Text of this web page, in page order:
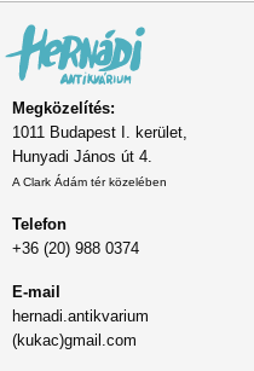
Megközelítés:
1011 Budapest I. kerület,
Hunyadi János út 4.
A Clark Ádám tér közelében
Telefon
+36 (20) 988 0374
E-mail
hernadi.antikvarium
(kukac)gmail.com